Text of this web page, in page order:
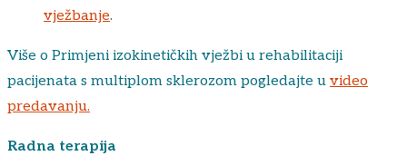
vježbanje.
Više o Primjeni izokinetičkih vježbi u rehabilitaciji
pacijenata s multiplom sklerozom pogledajte u video
predavanju.
Radna terapija